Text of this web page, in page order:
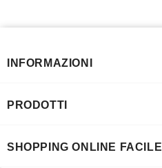
INFORMAZIONI
PRODOTTI
SHOPPING ONLINE FACILE